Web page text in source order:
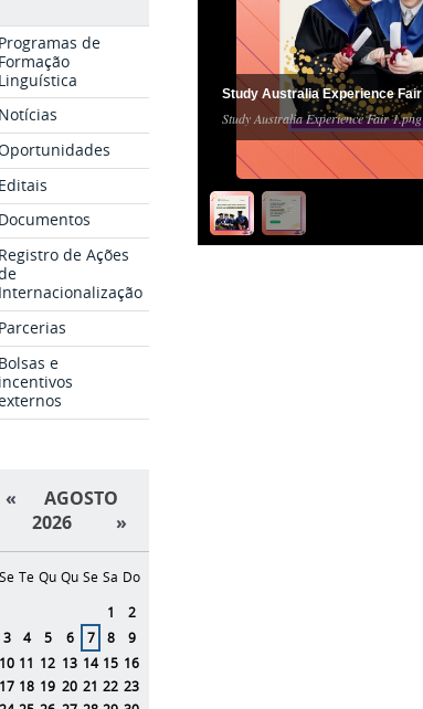
Programas de
Formação
Linguística
Notícias
Editais
Documentos
Registro de Ações
Internacionalização
Parcerias
Bolsas e
incentivos
«
AGOSTO
2026
»
Se Te Qu Qu Se Sa Do
1
2
3
4 5 6 7 8
9
10 11 12 13 14 15 16
17 18 19 20 21 22 23
Study Australia Experience
Study Australia Experience Fair 1.png